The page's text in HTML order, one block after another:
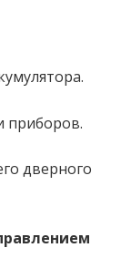
приборов.
дверного